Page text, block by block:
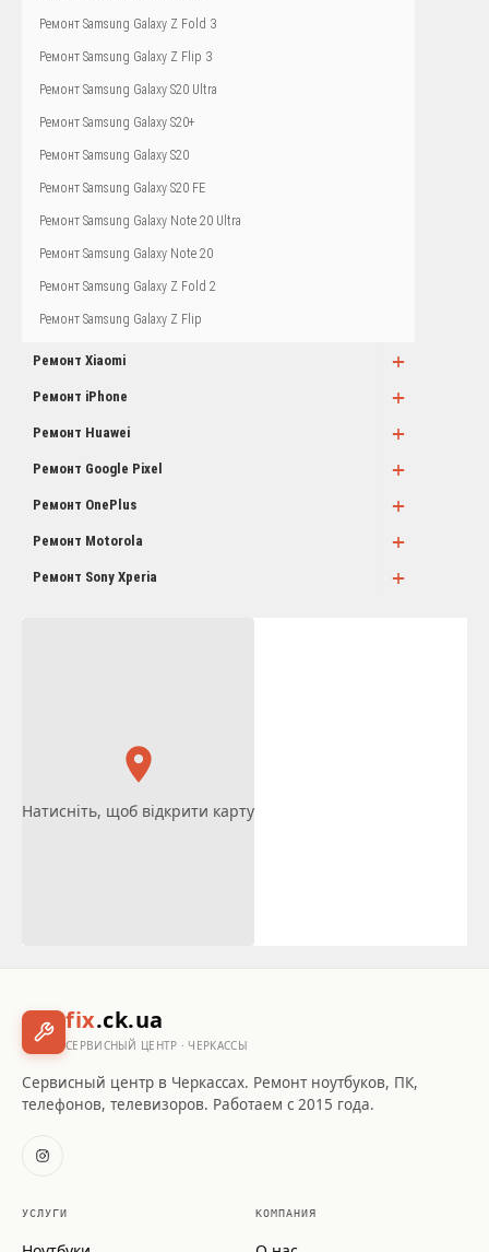
Ремонт Samsung Galaxy Z Fold 3
Ремонт Samsung Galaxy Z Flip 3
Ремонт Samsung Galaxy S20 Ultra
Ремонт Samsung Galaxy S20+
Ремонт Samsung Galaxy S20
Ремонт Samsung Galaxy S20 FE
Ремонт Samsung Galaxy Note 20 Ultra
Ремонт Samsung Galaxy Note 20
Ремонт Samsung Galaxy Z Fold 2
Ремонт Samsung Galaxy Z Flip
Ремонт Xiaomi +
Ремонт iPhone +
Ремонт Huawei +
Ремонт Google Pixel +
Ремонт OnePlus +
Ремонт Motorola +
Ремонт Sony Xperia +
Натисніть, щоб відкрити карту
fix.ck.ua
СЕРВИСНЫЙ ЦЕНТР · ЧЕРКАССЫ
Сервисный центр в Черкассах. Ремонт ноутбуков, ПК,
телефонов, телевизоров. Работаем с 2015 года.
УСЛУГИ КОМПАНИЯ